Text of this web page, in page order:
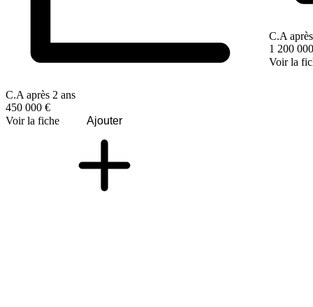
C.A après 2 ans
450 000 €
Voir la fiche
Ajouter
C.A
1 200
Voir la